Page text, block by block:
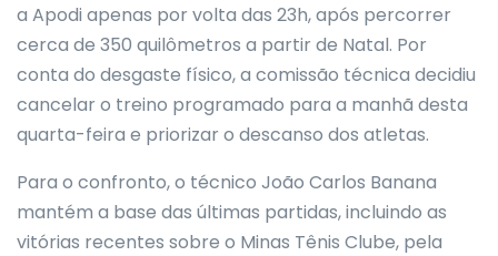
a Apodi apenas por volta das 23h, após percorrer
cerca de 350 quilômetros a partir de Natal. Por
conta do desgaste físico, a comissão técnica decidiu
cancelar o treino programado para a manhã desta
quarta-feira e priorizar o descanso dos atletas.
Para o confronto, o técnico João Carlos Banana
mantém a base das últimas partidas, incluindo as
vitórias recentes sobre o Minas Tênis Clube, pela